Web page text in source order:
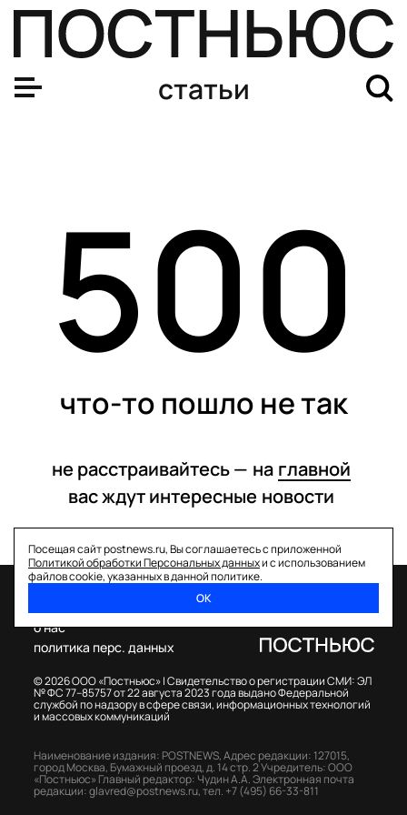
статьи
500
что-то пошло не так
не расстраивайтесь — на главной
вас ждут интересные новости
Посещая сайт postnews.ru, Вы соглашаетесь с приложенной
Политикой обработки Персональных данныхи с использованием
файлов cookie, указанных в данной политике.
ОК
© 2026 ООО «Постньюс» |Свидетельство о регистрации СМИ: ЭЛ
№ ФС 77–85757 от 22 августа 2023 года выдано Федеральной
службой по надзору в сфере связи, информационных технологий
и массовых коммуникаций
о нас
политика перс. данных
Наименование издания: POSTNEWS,Адрес редакции: 127015,
город Москва, Бумажный проезд, д. 14 стр. 2Учредитель: ООО
«Постньюс» Главный редактор: Чудин А.А.Электронная почта
редакции:glavred@postnews.ru,тел. +7 (495) 66-33-811